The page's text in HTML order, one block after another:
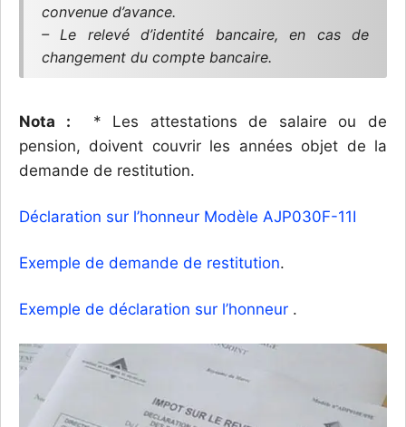
convenue d’avance.
– Le relevé d’identité bancaire, en cas de
changement du compte bancaire.
Nota : * Les attestations de salaire ou de
pension, doivent couvrir les années objet de la
demande de restitution.
Déclaration sur l’honneur Modèle AJP030F-11I
Exemple de demande de restitution.
Exemple de déclaration sur l’honneur .